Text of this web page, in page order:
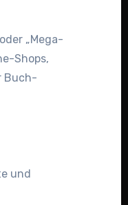
„Mega-
Shops,
Buch-
und